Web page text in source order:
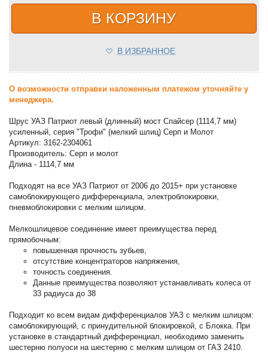
В КОРЗИНУ
В ИЗБРАННОЕ
О возможности отправки наложенным платежом уточняйте у
менеджера.
Шрус УАЗ Патриот левый (длинный) мост Спайсер (1114,7 мм)
усиленный, серия "Трофи" (мелкий шлиц) Серп и Молот
Артикул: 3162-2304061
Производитель: Серп и молот
Длина - 1114,7 мм
Подходят на все УАЗ Патриот от 2006 до 2015+ при установке
самоблокирующего дифференциала, электроблокировки,
пневмоблокировки с мелким шлицом.
Мелкошлицевое соединение имеет преимущества перед
прямобочным:
повышенная прочность зубьев,
отсутствие концентраторов напряжения,
точность соединения.
Данные преимущества позволяют устанавливать колеса от
33 радиуса до 38
Подходит ко всем видам дифференциалов УАЗ с мелким шлицом:
самоблокирующий, с принудительной блокировкой, с Блокка. При
установке в стандартный дифференциал, необходимо заменить
шестерню полуоси на шестерню с мелким шлицом от ГАЗ 2410.